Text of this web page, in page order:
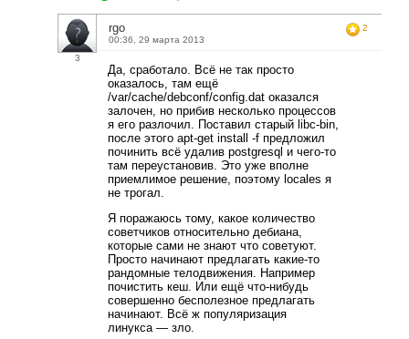
3
rgo
00:36, 29 марта 2013
2
Да, сработало. Всё не так просто
оказалось, там ещё
/var/cache/debconf/config.dat оказался
залочен, но прибив несколько процессов
я его разлочил. Поставил старый libc-bin,
после этого apt-get install -f предложил
починить всё удалив postgresql и чего-то
там переустановив. Это уже вполне
приемлимое решение, поэтому locales я
не трогал.
Я поражаюсь тому, какое количество
советчиков относительно дебиана,
которые сами не знают что советуют.
Просто начинают предлагать какие-то
рандомные телодвижения. Например
почистить кеш. Или ещё что-нибудь
совершенно бесполезное предлагать
начинают. Всё ж популяризация
линукса — зло.